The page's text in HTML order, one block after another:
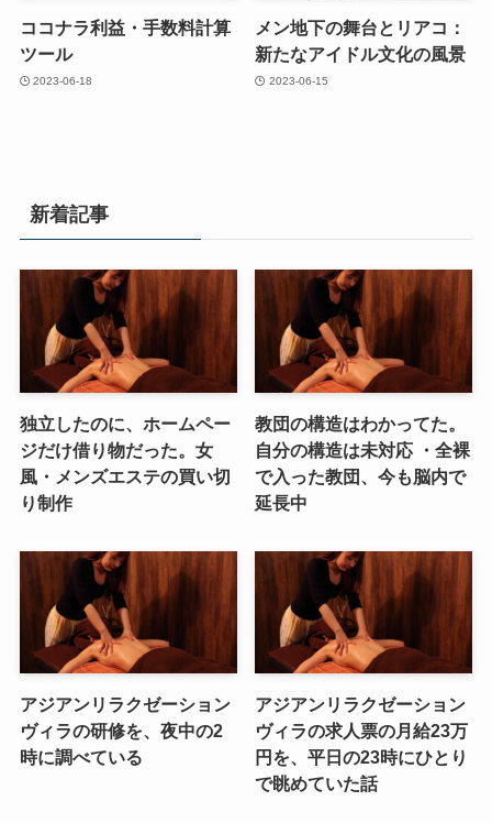
ココナラ利益・手数料計算
ツール
2023-06-18
メン地下の舞台とリアコ：
新たなアイドル文化の風景
2023-06-15
新着記事
独立したのに、ホームペー
ジだけ借り物だった。女
風・メンズエステの買い切
り制作
教団の構造はわかってた。
自分の構造は未対応 ・全裸
で入った教団、今も脳内で
延長中
アジアンリラクゼーション
ヴィラの研修を、夜中の2
時に調べている
アジアンリラクゼーション
ヴィラの求人票の月給23万
円を、平日の23時にひとり
で眺めていた話